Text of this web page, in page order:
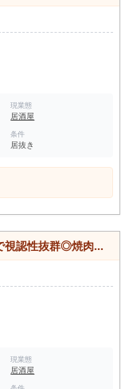
現業態
居酒屋
条件
居抜き
群◎焼肉屋居抜き物件
現業態
居酒屋